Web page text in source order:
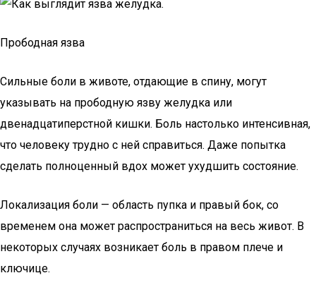
Прободная язва
Сильные боли в животе, отдающие в спину, могут
указывать на прободную язву желудка или
двенадцатиперстной кишки. Боль настолько интенсивная,
что человеку трудно с ней справиться. Даже попытка
сделать полноценный вдох может ухудшить состояние.
Локализация боли — область пупка и правый бок, со
временем она может распространиться на весь живот. В
некоторых случаях возникает боль в правом плече и
ключице.